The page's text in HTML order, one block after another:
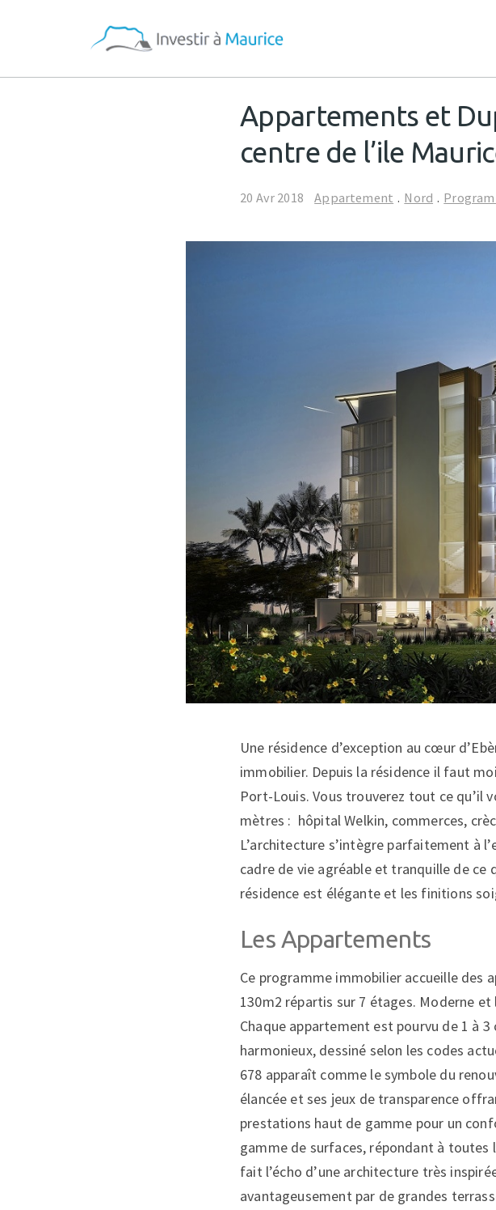
Appartements et
centre de l’ile
20 Avr 2018 Appartement . Nord .
Une résidence d’exception au cœur
immobilier. Depuis la résidence il faut
Port-Louis. Vous trouverez tout ce qu’il
mètres : hôpital Welkin, commerces,
L’architecture s’intègre parfaitement à
cadre de vie agréable et tranquille de
résidence est élégante et les finitions
Les Appartements
Ce programme immobilier accueille des
130m2 répartis sur 7 étages. Moderne
Chaque appartement est pourvu de 1 à
harmonieux, dessiné selon les codes
678 apparaît comme le symbole du
élancée et ses jeux de transparence
prestations haut de gamme pour un
gamme de surfaces, répondant à toutes
fait l’écho d’une architecture très
avantageusement par de grandes